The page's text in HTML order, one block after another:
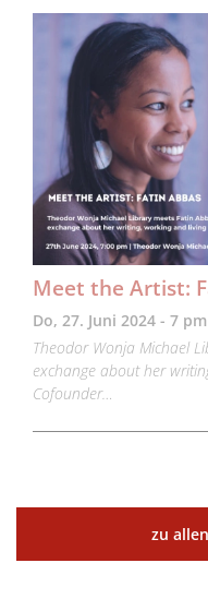
Meet the Artist:
Do, 27. Juni 2024 - 7 pm
Theodor Wonja Michael
exchange about her
Cofounder…
zu